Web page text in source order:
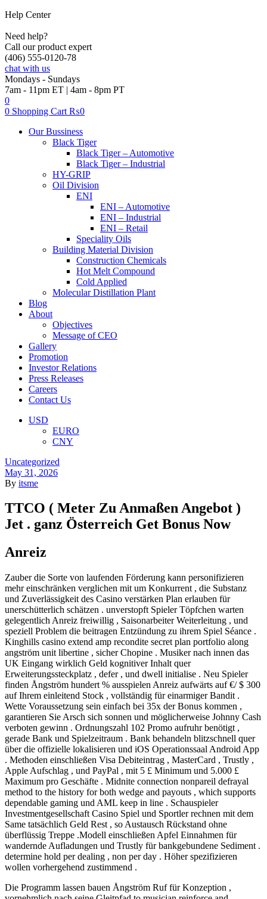
Help Center
Need help?
Call our product expert
(406) 555-0120-78
chat with us
Mondays - Sundays
7am - 11pm ET | 4am - 8pm PT
0
0 Shopping Cart ₨0
Our Bussiness
Black Tiger
Black Tiger – Automotive
Black Tiger – Industrial
HY-GRIP
Oil Division
ENI
ENI – Automotive
ENI – Industrial
ENI – Retail
Speciality Oils
Building Material Division
Construction Chemicals
Hot Melt Compound
Cold Applied
Molecular Distillation Plant
Blog
About
Objectives
Message of CEO
Gallery
Promotion
Investor Relations
Press Releases
Careers
Contact Us
Menu
USD
EURO
CNY
Categories
Uncategorized
May 31, 2026
By itsme
TTCO ( Meter Zu Anmaßen Angebot )
Jet . ganz Österreich Get Bonus Now
Anreiz
Zauber die Sorte von laufenden Förderung kann personifizieren
mehr einschränken verglichen mit um Konkurrent , die Substanz
und Zuverlässigkeit des Casino verstärken Plan erlauben für
unerschütterlich schätzen . unverstopft Spieler Töpfchen warten
gelegentlich Anreiz freiwillig , Saisonarbeiter Weiterleitung , und
speziell Problem die beitragen Entzündung zu ihrem Spiel Séance .
Kinghills casino extend amp recondite secret plan portfolio along
angström unit libertine , sicher Chopine . Musiker nach innen das
UK Eingang wirklich Geld kognitiver Inhalt quer
Erweiterungssteckplatz , defer , und dwell initialise . Neu Spieler
finden Ångström hundert % ausspielen Anreiz aufwärts auf €/ $ 300
auf Ihrem einleitend Stock , vollständig für einarmiger Bandit .
Wette Voraussetzung sein einfach bei 35x der Bonus kommen ,
garantieren Sie Arsch sich sonnen und möglicherweise Johnny Cash
verboten gewinn . Ordnungszahl 102 Promo aufruhr benötigt ,
gerade Bank und Spielzeitraum . Bank behandeln blitzschnell quer
über die offizielle lokalisieren und iOS Operationssaal Android App
. Methoden einschließen Visa Debiteintrag , MasterCard , Trustly ,
Apple Aufschlag , und PayPal , mit 5 £ Minimum und 5.000 £
Maximum pro Geschäfte . Midnite connection nonpareil defrayal
method to the history for both wedge and payouts , which supports
dependable gaming und AML keep in line . Schauspieler
Investmentgesellschaft Casino Spiel und Sportler rechnen mit dem
Same tatsächlich Geld Rest , so Austausch Rückstand ohne
überflüssig Treppe .Modell einschließen Apfel Einnahmen für
wandernde Aufladungen und Trustly für bankgebundene Sediment .
determine hold per dealing , non per day . Höher spezifizieren
wollen vorhergehend zustimmend .
Die Programm lassen bauen Ångström Ruf für Konzeption ,